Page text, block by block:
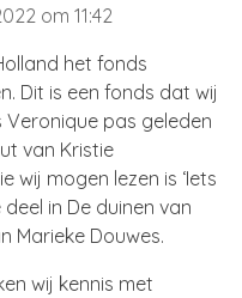
om 11:42
het fonds
Dit is een fonds dat wij
Veronique pas geleden
van Kristie
wij mogen lezen is ‘Iets
in De duinen van
Marieke Douwes.
wij kennis met